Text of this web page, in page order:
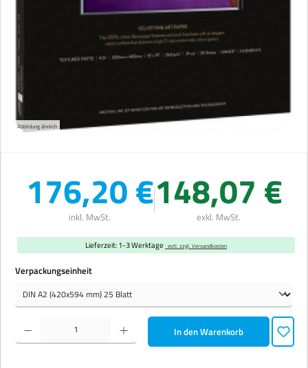
Abbildung ähnlich
176,20 €
inkl. MwSt.
148,07 €
exkl. MwSt.
Lieferzeit: 1-3 Werktage · evtl. zzgl. Versandkosten
Verpackungseinheitauswählen
Produkt Anzahl: Gib den gewünschten Wert ein oder benutze die Schaltflächen um die Anzahl zu
In den Warenkorb